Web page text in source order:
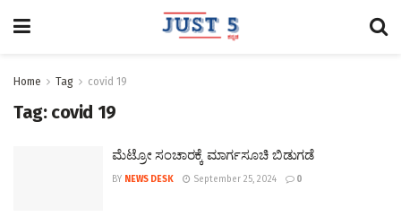
Home Tag covid 19
Tag: covid 19
ಮೆಟ್ರೋ ಸಂಚಾರಕ್ಕೆ ಮಾರ್ಗಸೂಚಿ ಬಿಡುಗಡೆ
BY NEWS DESK September 25, 2024 0